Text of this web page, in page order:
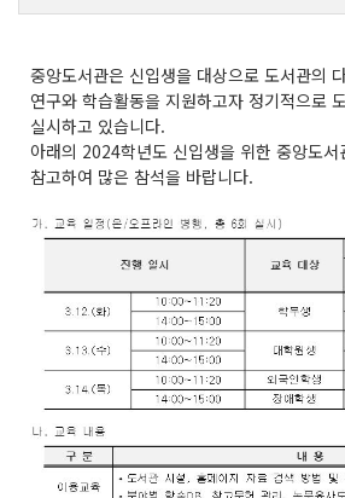
중앙도서관은 신입생을 대상으로 도서관의
연구와 학습활동을 지원하고자 정기적으로
실시하고 있습니다.
아래의 2024학년도 신입생을 위한 중앙도
참고하여 많은 참석을 바랍니다.